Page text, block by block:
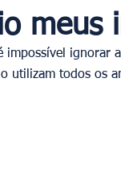
meus
impossível ignorar
utilizam todos os